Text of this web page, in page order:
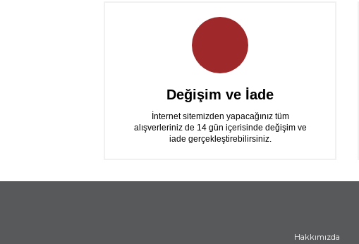
Değişim ve İade
İnternet sitemizden yapacağınız tüm
alışverleriniz de 14 gün içerisinde değişim ve
iade gerçekleştirebilirsiniz.
Hakkımızda